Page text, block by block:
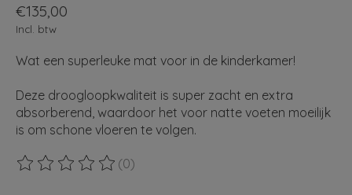
€135,00
Incl. btw
Wat een superleuke mat voor in de kinderkamer!
Deze droogloopkwaliteit is super zacht en extra
absorberend, waardoor het voor natte voeten moeilijk
is om schone vloeren te volgen.
De beoordeling van dit product is
(0)